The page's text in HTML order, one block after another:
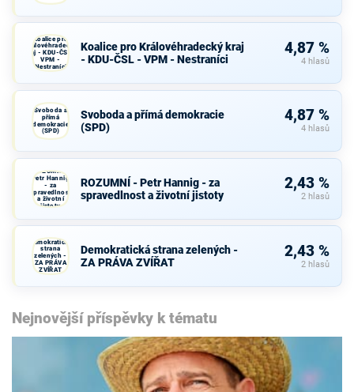
Koalice pro
Královéhradecký
kraj - KDU-ČSL -
VPM -
Nestraníci
Koalice pro Královéhradecký kraj
- KDU-ČSL - VPM - Nestraníci
4,87 %
4 hlasů
Svoboda a
přímá
demokracie
(SPD)
Svoboda a přímá demokracie
(SPD)
4,87 %
4 hlasů
ROZUMNÍ -
Petr Hannig
- za
spravedlnost
a životní
jistoty
ROZUMNÍ - Petr Hannig - za
spravedlnost a životní jistoty
2,43 %
2 hlasů
Demokratická
strana
zelených -
ZA PRÁVA
ZVÍŘAT
Demokratická strana zelených -
ZA PRÁVA ZVÍŘAT
2,43 %
2 hlasů
Nejnovější příspěvky k tématu